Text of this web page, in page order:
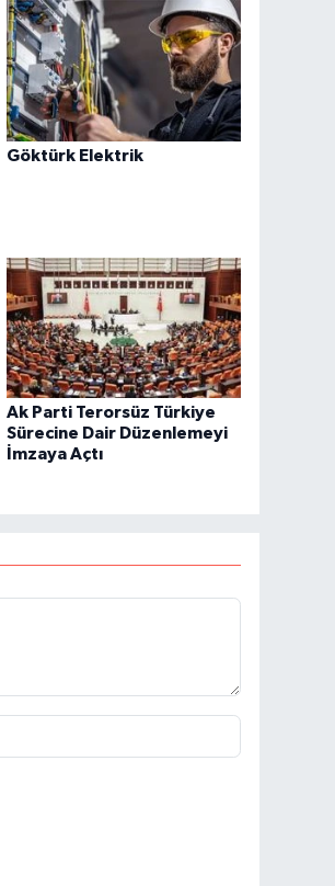
Göktürk Elektrik
Ak Parti Terorsüz Türkiye
Sürecine Dair Düzenlemeyi
İmzaya Açtı